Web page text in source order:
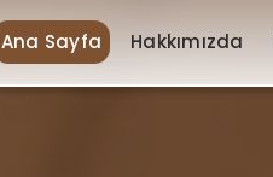
Ana Sayfa Hakkımızda